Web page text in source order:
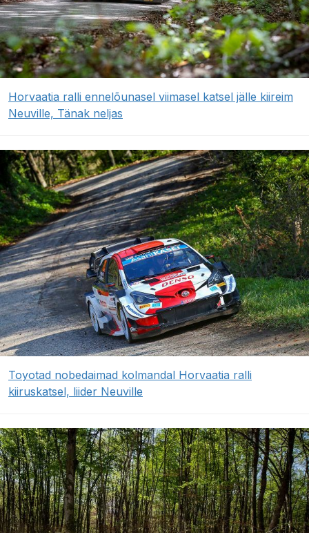
Horvaatia ralli ennelõunasel viimasel katsel jälle kiireim
Neuville, Tänak neljas
Toyotad nobedaimad kolmandal Horvaatia ralli
kiiruskatsel, liider Neuville